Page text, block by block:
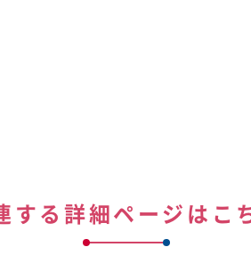
する詳細ページはこ